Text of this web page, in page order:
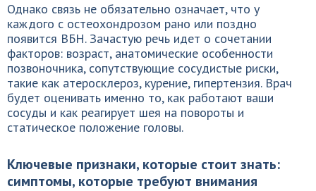
Однако связь не обязательно означает, что у
каждого с остеохондрозом рано или поздно
появится ВБН. Зачастую речь идет о сочетании
факторов: возраст, анатомические особенности
позвоночника, сопутствующие сосудистые риски,
такие как атеросклероз, курение, гипертензия. Врач
будет оценивать именно то, как работают ваши
сосуды и как реагирует шея на повороты и
статическое положение головы.
Ключевые признаки, которые стоит знать:
симптомы, которые требуют внимания